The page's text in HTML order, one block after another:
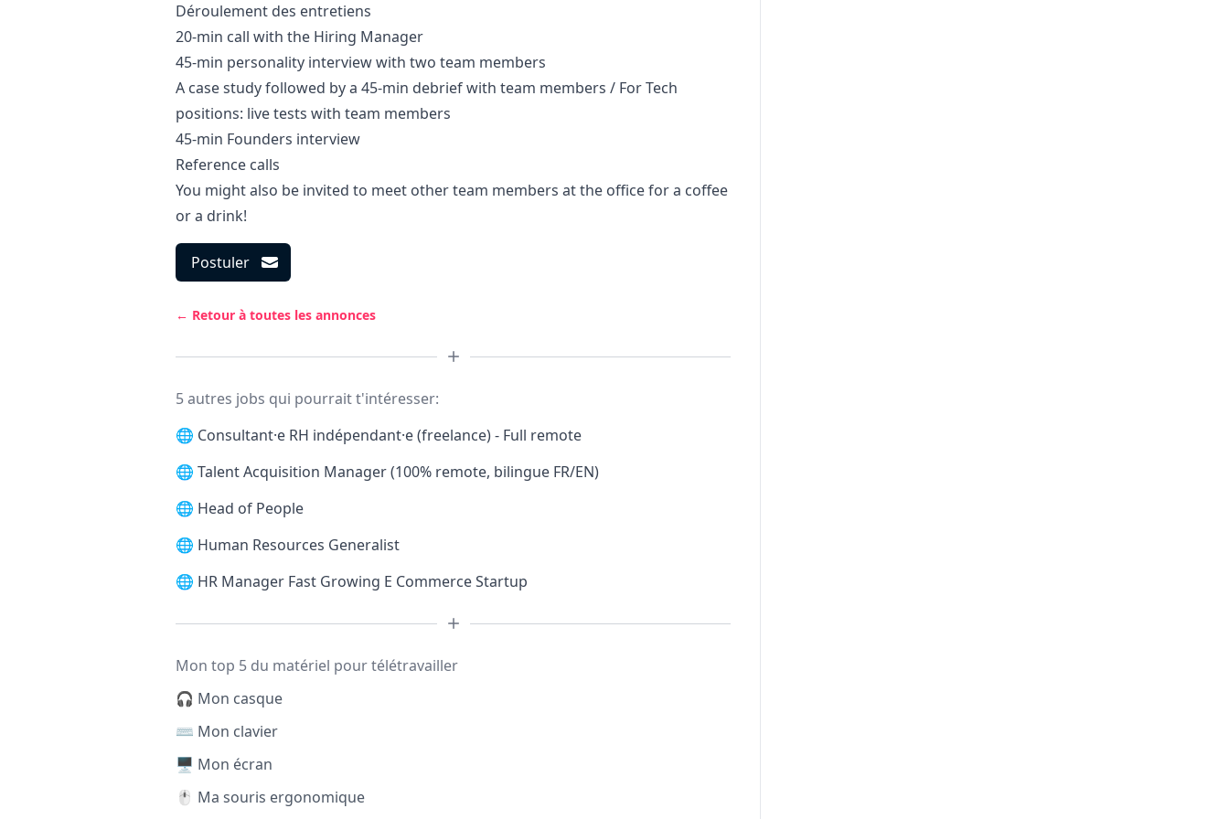
Déroulement des entretiens
20-min call with the Hiring Manager
45-min personality interview with two team members
A case study followed by a 45-min debrief with team members / For Tech
positions: live tests with team members
45-min Founders interview
Reference calls
You might also be invited to meet other team members at the office for a coffee
or a drink!
Postuler
← Retour à toutes les annonces
5 autres jobs qui pourrait t'intéresser:
🌐 Consultant·e RH indépendant·e (freelance) - Full remote
🌐 Talent Acquisition Manager (100% remote, bilingue FR/EN)
🌐 Head of People
🌐 Human Resources Generalist
🌐 HR Manager Fast Growing E Commerce Startup
Mon top 5 du matériel pour télétravailler
🎧 Mon casque
⌨️ Mon clavier
🖥️ Mon écran
🖱️ Ma souris ergonomique